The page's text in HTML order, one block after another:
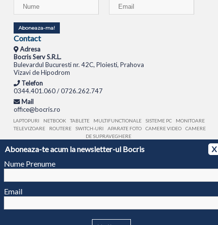
Aboneaza-te acum la newsletter-ul Bocris
X
Nume Prenume
Email
Aboneaza-ma!
Contact
Adresa
Bocris Serv S.R.L.
Bulevardul Bucuresti nr. 42C, Ploiesti, Prahova
Vizavi de Hipodrom
Telefon
0344.401.060 / 0726.262.747
Mail
office@bocris.ro
LAPTOPURI NETBOOK TABLETE MULTIFUNCTIONALE SISTEME PC
MONITOARE
TELEVIZOARE
ROUTERE SWITCH-URI APARATE FOTO CAMERE VIDEO
CAMERE
DE SUPRAVEGHERE